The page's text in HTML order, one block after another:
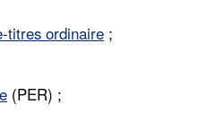
titres ordinaire ;
(PER) ;